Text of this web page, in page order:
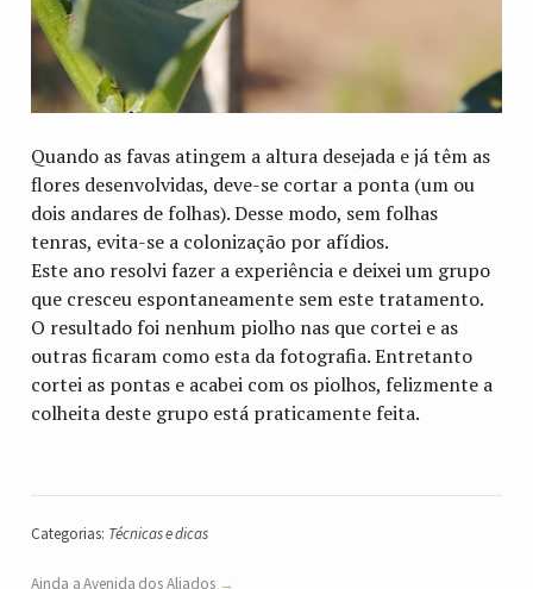
Quando as favas atingem a altura desejada e já têm as
flores desenvolvidas, deve-se cortar a ponta (um ou
dois andares de folhas). Desse modo, sem folhas
tenras, evita-se a colonização por afídios.
Este ano resolvi fazer a experiência e deixei um grupo
que cresceu espontaneamente sem este tratamento.
O resultado foi nenhum piolho nas que cortei e as
outras ficaram como esta da fotografia. Entretanto
cortei as pontas e acabei com os piolhos, felizmente a
colheita deste grupo está praticamente feita.
Categorias: Técnicas e dicas
Ainda a Avenida dos Aliados